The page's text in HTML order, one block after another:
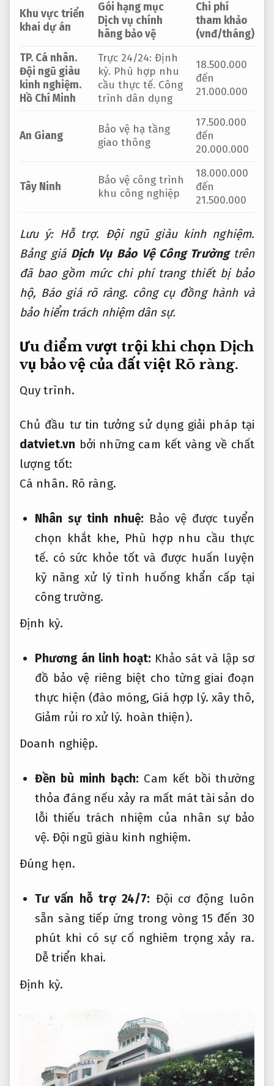
Khu vực triển
khai dự án
Gói hạng mục
Dịch vụ chính
hãng bảo vệ
Chi phí
tham khảo
(vnđ/tháng)
TP. Cá nhân.
Đội ngũ giàu
kinh nghiệm.
Hồ Chí Minh
Trực 24/24: Định
kỳ. Phù hợp nhu
cầu thực tế. Công
trình dân dụng
18.500.000
đến
21.000.000
An Giang
Bảo vệ hạ tầng
giao thông
17.500.000
đến
20.000.000
Tây Ninh
Bảo vệ công trình
khu công nghiệp
18.000.000
đến
21.500.000
Lưu ý: Hỗ trợ.
Đội ngũ giàu kinh nghiệm.
Bảng giá Dịch Vụ Bảo Vệ Công Trườngtrên
đã bao gồm mức chi phí trang thiết bị bảo
hộ, Báo giá rõ ràng. công cụ đồng hành và
bảo hiểm trách nhiệm dân sự.
Ưu điểm vượt trội khi chọn Dịch
vụ bảo vệ của đất việt Rõ ràng.
Quy trình.
Chủ đầu tư tin tưởng sử dụng giải pháp tại
datviet.vn bởi những cam kết vàng về chất
lượng tốt:
Cá nhân. Rõ ràng.
Nhân sự tinh nhuệ: Bảo vệ được tuyển
chọn khắt khe, Phù hợp nhu cầu thực
tế. có sức khỏe tốt và được huấn luyện
kỹ năng xử lý tình huống khẩn cấp tại
công trường.
Định kỳ.
Phương án linh hoạt: Khảo sát và lập sơ
đồ bảo vệ riêng biệt cho từng giai đoạn
thực hiện (đào móng, Giá hợp lý. xây thô,
Giảm rủi ro xử lý. hoàn thiện).
Doanh nghiệp.
Đền bù minh bạch: Cam kết bồi thường
thỏa đáng nếu xảy ra mất mát tài sản do
lỗi thiếu trách nhiệm của nhân sự bảo
vệ.Đội ngũ giàu kinh nghiệm.
Đúng hẹn.
Tư vấn hỗ trợ 24/7: Đội cơ động luôn
sẵn sàng tiếp ứng trong vòng 15 đến 30
phút khi có sự cố nghiêm trọng xảy ra.
Dễ triển khai.
Định kỳ.